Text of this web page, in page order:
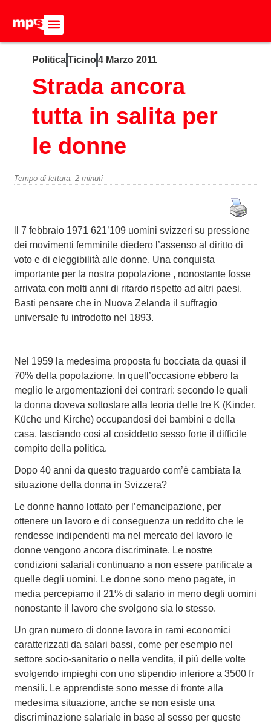
PoliticaTicino4 Marzo 2011
Strada ancora
tutta in salita per
le donne
Tempo di lettura: 2 minuti
ll 7 febbraio 1971 621’109 uomini svizzeri su pressione
dei movimenti femminile diedero l’assenso al diritto di
voto e di eleggibilità alle donne. Una conquista
importante per la nostra popolazione , nonostante fosse
arrivata con molti anni di ritardo rispetto ad altri paesi.
Basti pensare che in Nuova Zelanda il suffragio
universale fu introdotto nel 1893.
Nel 1959 la medesima proposta fu bocciata da quasi il
70% della popolazione. In quell’occasione ebbero la
meglio le argomentazioni dei contrari: secondo le quali
la donna doveva sottostare alla teoria delle tre K (Kinder,
Küche und Kirche) occupandosi dei bambini e della
casa, lasciando cosi al cosiddetto sesso forte il difficile
compito della politica.
Dopo 40 anni da questo traguardo com’è cambiata la
situazione della donna in Svizzera?
Le donne hanno lottato per l’emancipazione, per
ottenere un lavoro e di conseguenza un reddito che le
rendesse indipendenti ma nel mercato del lavoro le
donne vengono ancora discriminate. Le nostre
condizioni salariali continuano a non essere parificate a
quelle degli uomini. Le donne sono meno pagate, in
media percepiamo il 21% di salario in meno degli uomini
nonostante il lavoro che svolgono sia lo stesso.
Un gran numero di donne lavora in rami economici
caratterizzati da salari bassi, come per esempio nel
settore socio-sanitario o nella vendita, il più delle volte
svolgendo impieghi con uno stipendio inferiore a 3500 fr
mensili. Le apprendiste sono messe di fronte alla
medesima situazione, anche se non esiste una
discriminazione salariale in base al sesso per queste